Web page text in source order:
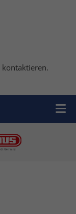
kontaktieren.